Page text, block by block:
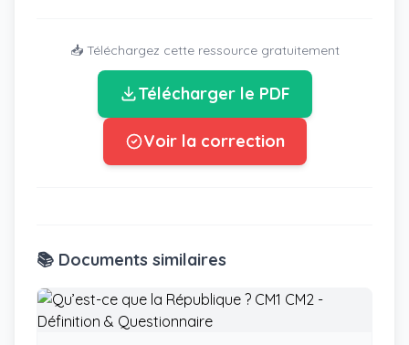
📥 Téléchargez cette ressource gratuitement
Télécharger le PDF
Voir la correction
📚 Documents similaires